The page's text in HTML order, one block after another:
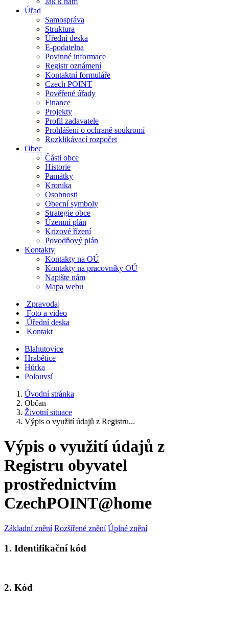
Úřad
Samospráva
Struktura
Úřední deska
E-podatelna
Povinné informace
Registr oznámení
Kontaktní formuláře
Czech POINT
Pověřené úřady
Finance
Projekty
Profil zadavatele
Prohlášení o ochraně soukromí
Rozklikávací rozpočet
Obec
Části obce
Historie
Památky
Kronika
Osobnosti
Obecní symboly
Strategie obce
Územní plán
Krizové řízení
Povodňový plán
Kontakty
Kontakty na OÚ
Kontakty na pracovníky OÚ
Napište nám
Mapa webu
Zpravodaj
Foto a video
Úřední deska
Kontakt
Blahutovice
Hrabětice
Hůrka
Polouvsí
Úvodní stránka
Občan
Životní situace
Výpis o využití údajů z Registru...
Výpis o využití údajů z
Registru obyvatel
prostřednictvím
CzechPOINT@home
Základní znění Rozšířené znění Úplné znění
1. Identifikační kód
2. Kód